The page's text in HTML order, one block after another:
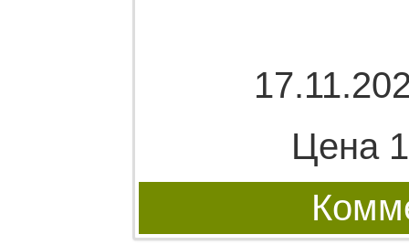
Цена